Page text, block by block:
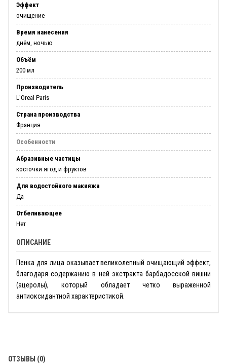
Эффект
очищение
Время нанесения
днём, ночью
Объём
200 мл
Производитель
L'Oreal Paris
Страна производства
Франция
Особенности
Абразивные частицы
косточки ягод и фруктов
Для водостойкого макияжа
Да
Отбеливающее
Нет
ОПИСАНИЕ
Пенка для лица оказывает великолепный очищающий эффект,
благодаря содержанию в ней экстракта барбадосской вишни
(ацеролы), который обладает четко выраженной
антиоксидантной характеристикой.
ОТЗЫВЫ (0)